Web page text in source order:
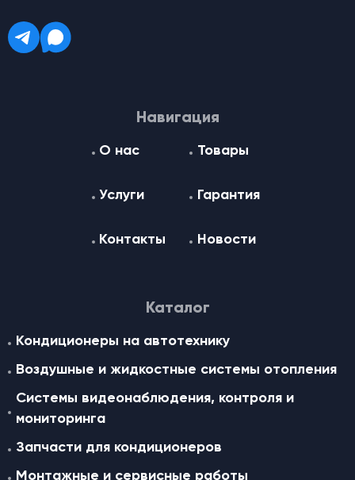
Навигация
О нас Товары
Услуги Гарантия
Контакты Новости
Каталог
Кондиционеры на автотехнику
Воздушные и жидкостные cистемы отопления
Системы видеонаблюдения, контроля и
мониторинга
Запчасти для кондиционеров
Монтажные и сервисные работы